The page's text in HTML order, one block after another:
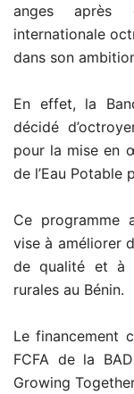
anges après
internationale
dans son
En effet, la
décidé
pour la mise en
de l’Eau Potable
Ce programme
vise à améliorer
de qualité et à
rurales au Bénin.
Le financement
FCFA de la
Growing